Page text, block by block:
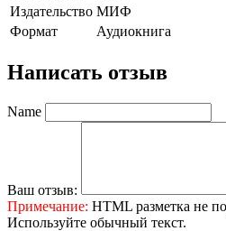
Издательство МИФ
Формат
Аудиокнига
Написать отзыв
Name
Ваш отзыв:
Примечание: HTML разметка не
Используйте обычный текст.